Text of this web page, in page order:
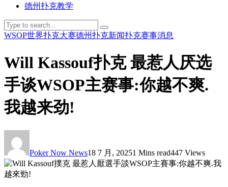
德州扑克教学
WSOP世界扑克大赛德州扑克新闻扑克赛事消息
Will Kassouf扑克 最惹人厌选
手谈WSOP主赛事:你越不爽.
我越来劲!
Poker Now News18 7 月, 20251 Mins read447 Views